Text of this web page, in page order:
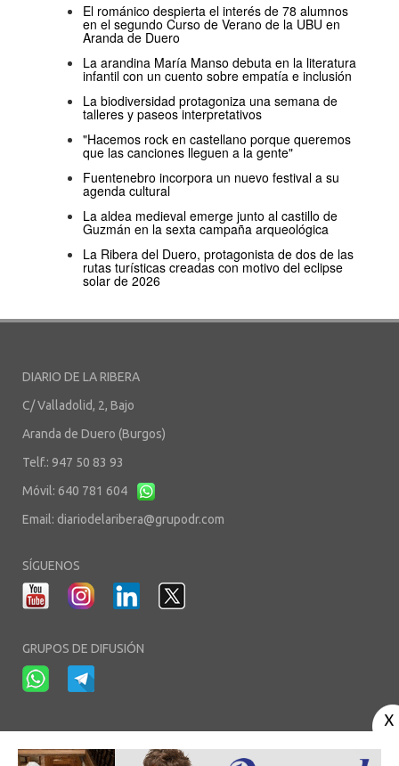
El románico despierta el interés de 78 alumnos
en el segundo Curso de Verano de la UBU en
Aranda de Duero
La arandina María Manso debuta en la literatura
infantil con un cuento sobre empatía e inclusión
La biodiversidad protagoniza una semana de
talleres y paseos interpretativos
"Hacemos rock en castellano porque queremos
que las canciones lleguen a la gente"
Fuentenebro incorpora un nuevo festival a su
agenda cultural
La aldea medieval emerge junto al castillo de
Guzmán en la sexta campaña arqueológica
La Ribera del Duero, protagonista de dos de las
rutas turísticas creadas con motivo del eclipse
solar de 2026
DIARIO DE LA RIBERA
C/ Valladolid, 2, Bajo
Aranda de Duero (Burgos)
Telf.: 947 50 83 93
Móvil: 640 781 604
Email: diariodelaribera@grupodr.com
SÍGUENOS
GRUPOS DE DIFUSIÓN